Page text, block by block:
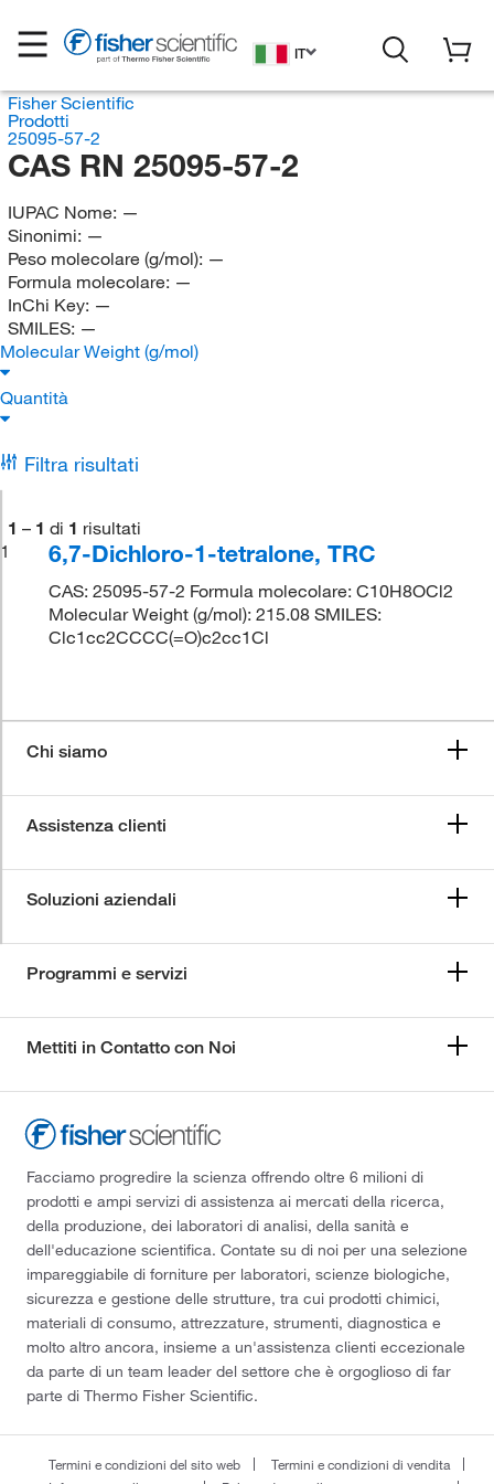
IT
Fisher Scientific
Prodotti
25095-57-2
CAS RN 25095-57-2
IUPAC Nome: —
Sinonimi: —
Peso molecolare (g/mol): —
Formula molecolare: —
InChi Key: —
SMILES: —
Molecular Weight (g/mol)
Quantità
Filtra risultati
1 – 1 di 1 risultati
1
6,7-Dichloro-1-tetralone, TRC
CAS: 25095-57-2 Formula molecolare: C10H8OCl2
Molecular Weight (g/mol): 215.08 SMILES:
Clc1cc2CCCC(=O)c2cc1Cl
Chi siamo
Assistenza clienti
Soluzioni aziendali
Programmi e servizi
Mettiti in Contatto con Noi
Facciamo progredire la scienza offrendo oltre 6 milioni di
prodotti e ampi servizi di assistenza ai mercati della ricerca,
della produzione, dei laboratori di analisi, della sanità e
dell'educazione scientifica. Contate su di noi per una selezione
impareggiabile di forniture per laboratori, scienze biologiche,
sicurezza e gestione delle strutture, tra cui prodotti chimici,
materiali di consumo, attrezzature, strumenti, diagnostica e
molto altro ancora, insieme a un'assistenza clienti eccezionale
da parte di un team leader del settore che è orgoglioso di far
parte di Thermo Fisher Scientific.
Termini e condizioni del sito web
Termini e condizioni di vendita